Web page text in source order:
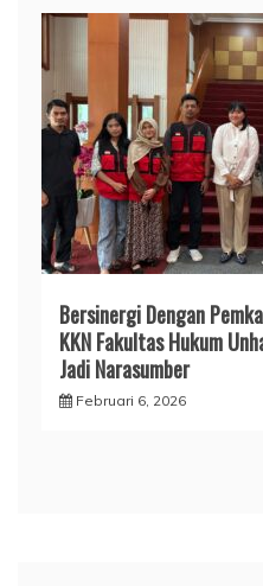
Bersinergi Dengan
KKN Fakultas Hukum
Jadi Narasumber
Februari 6, 2026